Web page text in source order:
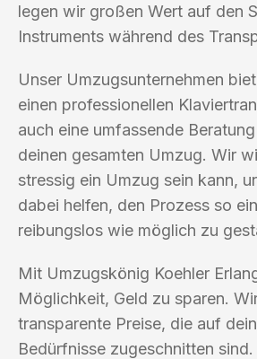
legen wir großen Wert auf den
Instruments während des
Unser Umzugsunternehmen
einen professionellen
auch eine umfassende
deinen gesamten Umzug. Wir
stressig ein Umzug sein kann,
dabei helfen, den Prozess so
reibungslos wie möglich zu
Mit Umzugskönig Koehler
Möglichkeit, Geld zu sparen.
transparente Preise, die auf
Bedürfnisse zugeschnitten